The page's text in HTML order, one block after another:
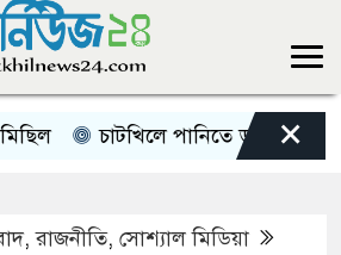
চাটখিলে পানিতে ডুবে শিশুর মৃত্যু
×
,রাজনীতি, সোশ্যাল মিডিয়া